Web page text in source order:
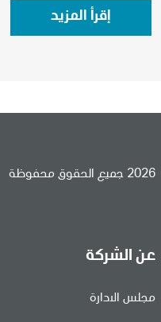
إقرأ المزيد
2026 جميع الحقوق محفوظة
عن الشركة
مجلس الادارة